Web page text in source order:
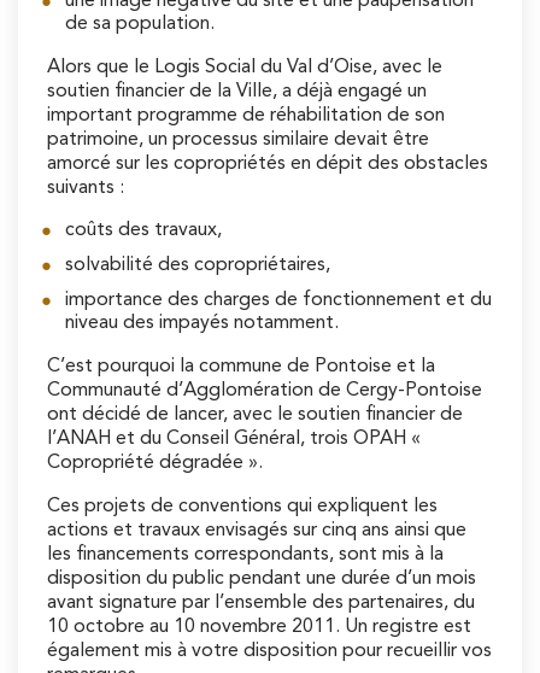
de sa population.
Alors que le Logis Social du Val d’Oise, avec le
soutien financier de la Ville, a déjà engagé un
important programme de réhabilitation de son
patrimoine, un processus similaire devait être
amorcé sur les copropriétés en dépit des obstacles
suivants :
coûts des travaux,
solvabilité des copropriétaires,
importance des charges de fonctionnement et du
niveau des impayés notamment.
C’est pourquoi la commune de Pontoise et la
Communauté d’Agglomération de Cergy-Pontoise
ont décidé de lancer, avec le soutien financier de
l’ANAH et du Conseil Général, trois OPAH «
Copropriété dégradée ».
Ces projets de conventions qui expliquent les
actions et travaux envisagés sur cinq ans ainsi que
les financements correspondants, sont mis à la
disposition du public pendant une durée d’un mois
avant signature par l’ensemble des partenaires, du
10 octobre au 10 novembre 2011. Un registre est
également mis à votre disposition pour recueillir vos